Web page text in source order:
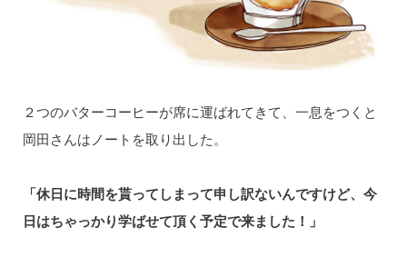
２つのバターコーヒーが席に運ばれてきて、一息をつくと
岡田さんはノートを取り出した。
「休日に時間を貰ってしまって申し訳ないんですけど、今
日はちゃっかり学ばせて頂く予定で来ました！」